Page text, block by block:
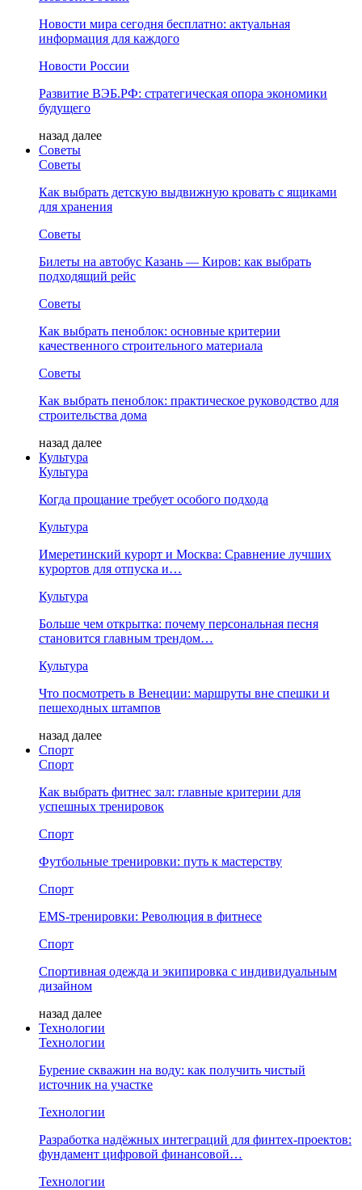
Новости мира сегодня бесплатно: актуальная
информация для каждого
Новости России
Развитие ВЭБ.РФ: стратегическая опора экономики
будущего
назад далее
Советы
Советы
Как выбрать детскую выдвижную кровать с ящиками
для хранения
Советы
Билеты на автобус Казань — Киров: как выбрать
подходящий рейс
Советы
Как выбрать пеноблок: основные критерии
качественного строительного материала
Советы
Как выбрать пеноблок: практическое руководство для
строительства дома
назад далее
Культура
Культура
Когда прощание требует особого подхода
Культура
Имеретинский курорт и Москва: Сравнение лучших
курортов для отпуска и…
Культура
Больше чем открытка: почему персональная песня
становится главным трендом…
Культура
Что посмотреть в Венеции: маршруты вне спешки и
пешеходных штампов
назад далее
Спорт
Спорт
Как выбрать фитнес зал: главные критерии для
успешных тренировок
Спорт
Футбольные тренировки: путь к мастерству
Спорт
EMS-тренировки: Революция в фитнесе
Спорт
Спортивная одежда и экипировка с индивидуальным
дизайном
назад далее
Технологии
Технологии
Бурение скважин на воду: как получить чистый
источник на участке
Технологии
Разработка надёжных интеграций для финтех-проектов:
фундамент цифровой финансовой…
Технологии